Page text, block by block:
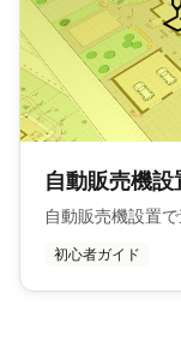
自動販売機
自動販売機設置
初心者ガイド